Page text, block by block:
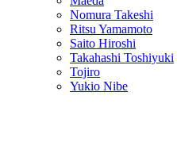
Nomura Takeshi
Ritsu Yamamoto
Saito Hiroshi
Takahashi Toshiyuki
Tojiro
Yukio Nibe